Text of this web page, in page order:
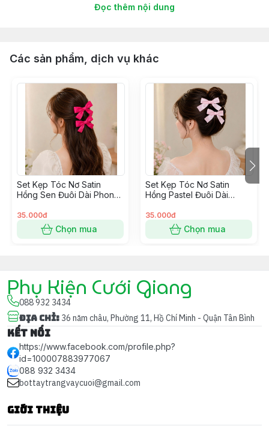
cài tóc hoa voan hạt trai chùm nhỏ (set 2 cái)
trắng nhỏ nhắn, tạo nên điểm nhấn dịu dàng, giúp mái
tóc cô dâu thêm phần bồng bềnh và lãng mạn.
👰
Phù hợp với nhiều kiểu tóc:
Tóc búi thấp, búi cao, hoặc xõa nhẹ tự nhiên.
Dễ dàng kết hợp cùngvoan cô dâu,bờm hoặc mấn đội
đầu, tạo tổng thể hoàn hảo cho ngày cưới.
Đọc thêm nội dung
Các sản phẩm, dịch vụ khác
Set Kẹp Tóc Nơ Satin
Hồng Sen Đuôi Dài Phong
35.000đ
Chọn mua
Set Kẹp Tóc Nơ Satin
Hồng Pastel Đuôi Dài
35.000đ
Chọn mua
Phụ Kiện Cưới Giang
088 932 3434
Địa chỉ: 36 năm châu, Phường 11, Hồ Chí Minh - Quận Tân Bình
Kết nối
https://www.facebook.com/profile.php?
id=100007883977067
088 932 3434
bottaytrangvaycuoi@gmail.com
Giới thiệu